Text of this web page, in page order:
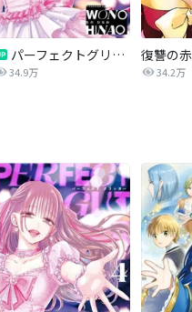
パーフェクトグリッター
34.9万 34.2万